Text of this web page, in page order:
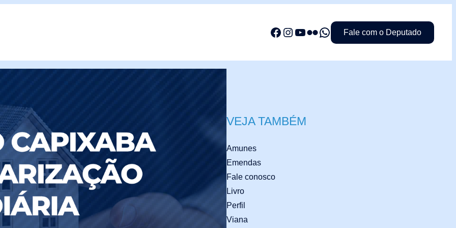
Facebook Instagram YouTube Flickr WhatsApp Fale com o Deputado
VEJA TAMBÉM
Amunes
Emendas
Fale conosco
Livro
Perfil
Viana